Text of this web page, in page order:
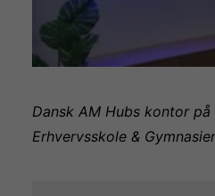
Dansk AM Hubs kontor på
Erhvervsskole &